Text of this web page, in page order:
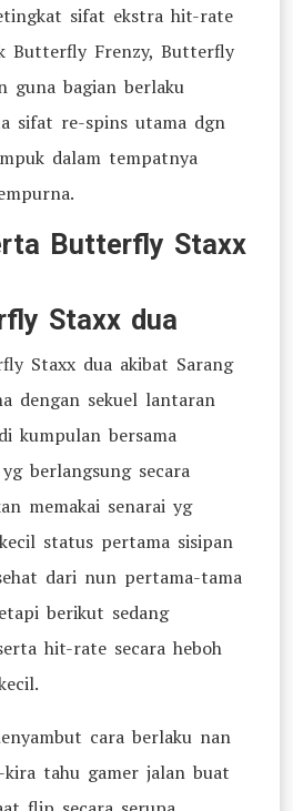
sifat ekstra hit-rate
Butterfly Frenzy, Butterfly
guna bagian berlaku
sifat re-spins utama dgn
dalam tempatnya
Butterfly Staxx
Staxx dua
Staxx dua akibat Sarang
dengan sekuel lantaran
kumpulan bersama
berlangsung secara
memakai senarai yg
status pertama sisipan
dari nun pertama-tama
berikut sedang
hit-rate secara heboh
cara berlaku nan
tahu gamer jalan buat